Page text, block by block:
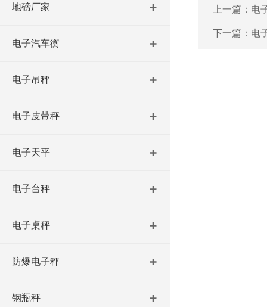
地磅厂家
电子汽车衡
电子吊秤
电子皮带秤
电子天平
电子台秤
电子桌秤
防爆电子秤
钢瓶秤
上一篇： 电
下一篇： 电